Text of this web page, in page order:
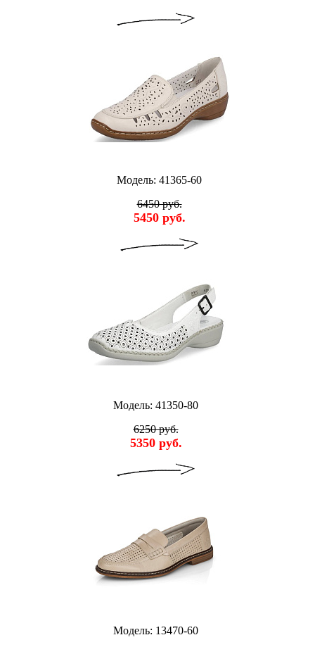
Модель: 41365-60
6450 руб.
5450 руб.
Модель: 41350-80
6250 руб.
5350 руб.
Модель: 13470-60